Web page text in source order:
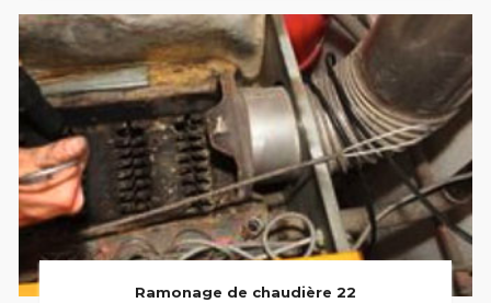
Ramonage de chaudière 22